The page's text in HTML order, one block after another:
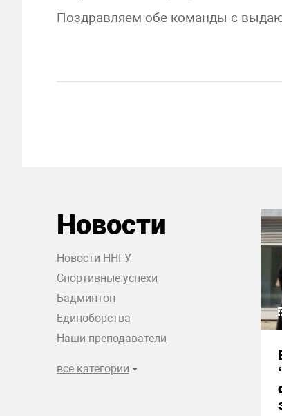
Поздравляем обе команды с
Новости
Новости ННГУ
Спортивные успехи
Бадминтон
Единоборства
Наши преподаватели
все категории